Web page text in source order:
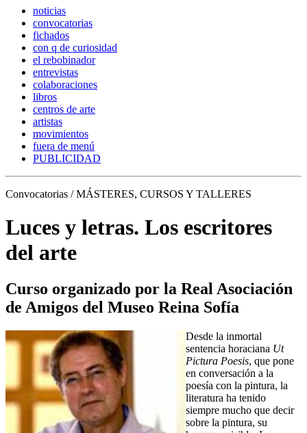
noticias
convocatorias
fichados
con q de curiosidad
el rebobinador
entrevistas
colaboraciones
libros
centros de arte
artistas
movimientos
fuera de menú
PUBLICIDAD
Convocatorias / MÁSTERES, CURSOS Y TALLERES
Luces y letras. Los escritores
del arte
Curso organizado por la Real Asociación
de Amigos del Museo Reina Sofía
Desde la inmortal
sentencia horaciana Ut
Pictura Poesis, que pone
en conversación a la
poesía con la pintura, la
literatura ha tenido
siempre mucho que decir
sobre la pintura, su